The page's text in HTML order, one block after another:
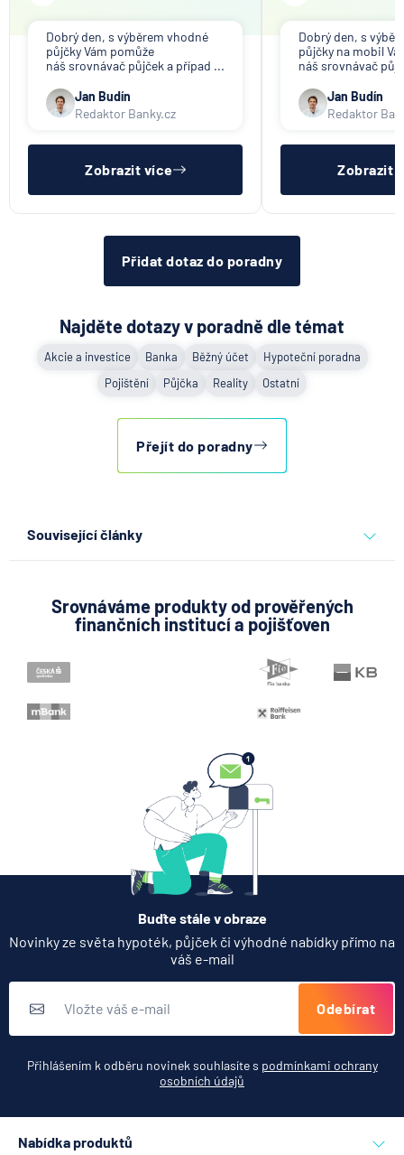
Dobrý den, s výběrem vhodné
půjčky Vám pomůže
náš srovnávač půjček a případ ...
Jan Budín
Redaktor Banky.cz
Zobrazit více
Dobrý den, s
půjčky na mobil
náš srovnávač
Jan Budín
Redaktor
Zobrazit
Přidat dotaz do poradny
Najděte dotazy v poradně dle témat
Akcie a investice Banka Běžný účet
Hypoteční poradna
Pojištění
Půjčka Reality Ostatní
Přejít do poradny
Související články
7.8.2026 Běžný účet
ČNB ponechala úroky,
klíčový je ale výhled inflace
Partners Banka spouští
nákup a prodej bitcoinu
přímo v Partners App
6.8.2026
Když rozhoduje stres: nové
triky bankovních podvodníků
Zobrazit všechny články
Srovnáváme produkty od prověřených
finančních institucí a pojišťoven
Buďte stále v obraze
Novinky ze světa hypoték, půjček či výhodné nabídky přímo na
váš e-mail
Odebírat
Přihlášením k odběru novinek souhlasíte s podmínkami ochrany
osobních údajů
Nabídka produktů